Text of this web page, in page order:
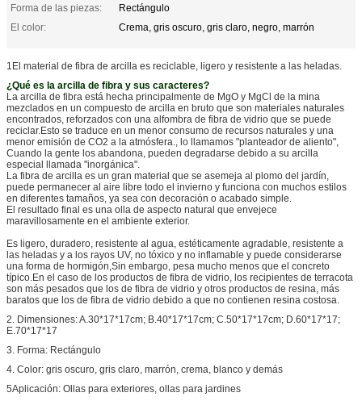
Forma de las piezas:
Rectángulo
El color:
Crema, gris oscuro, gris claro, negro, marrón
1El material de fibra de arcilla es reciclable, ligero y resistente a las heladas.
¿Qué es la arcilla de fibra y sus caracteres?
La arcilla de fibra está hecha principalmente de MgO y MgCl de la mina
mezclados en un compuesto de arcilla en bruto que son materiales naturales
encontrados, reforzados con una alfombra de fibra de vidrio que se puede
reciclar.Esto se traduce en un menor consumo de recursos naturales y una
menor emisión de CO2 a la atmósfera., lo llamamos "planteador de aliento",
Cuando la gente los abandona, pueden degradarse debido a su arcilla
especial llamada "inorgánica".
La fibra de arcilla es un gran material que se asemeja al plomo del jardín,
puede permanecer al aire libre todo el invierno y funciona con muchos estilos
en diferentes tamaños, ya sea con decoración o acabado simple.
El resultado final es una olla de aspecto natural que envejece
maravillosamente en el ambiente exterior.
Es ligero, duradero, resistente al agua, estéticamente agradable, resistente a
las heladas y a los rayos UV, no tóxico y no inflamable y puede considerarse
una forma de hormigón,Sin embargo, pesa mucho menos que el concreto
típico.En el caso de los productos de fibra de vidrio, los recipientes de terracota
son más pesados que los de fibra de vidrio y otros productos de resina, más
baratos que los de fibra de vidrio debido a que no contienen resina costosa.
2. Dimensiones: A.30*17*17cm; B.40*17*17cm; C.50*17*17cm; D.60*17*17;
E.70*17*17
3. Forma: Rectángulo
4. Color: gris oscuro, gris claro, marrón, crema, blanco y demás
5Aplicación: Ollas para exteriores, ollas para jardines